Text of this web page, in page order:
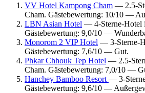
VV Hotel Kampong Cham — 2.5-
Cham. Gästebewertung: 10/10 —
LBN Asian Hotel — 4-Sterne-Hotel
Gästebewertung: 9,0/10 —
Monorom 2 VIP Hotel — 3-Sterne-
Gästebewertung: 7,6/10 — Gut.
Phkar Chhouk Tep Hotel — 2.5-
Cham. Gästebewertung: 7,0/10 —
Hanchey Bamboo Resort — 3-
Gästebewertung: 9,6/10 —